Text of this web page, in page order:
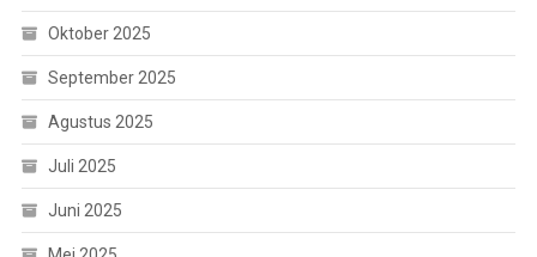
Oktober 2025
September 2025
Agustus 2025
Juli 2025
Juni 2025